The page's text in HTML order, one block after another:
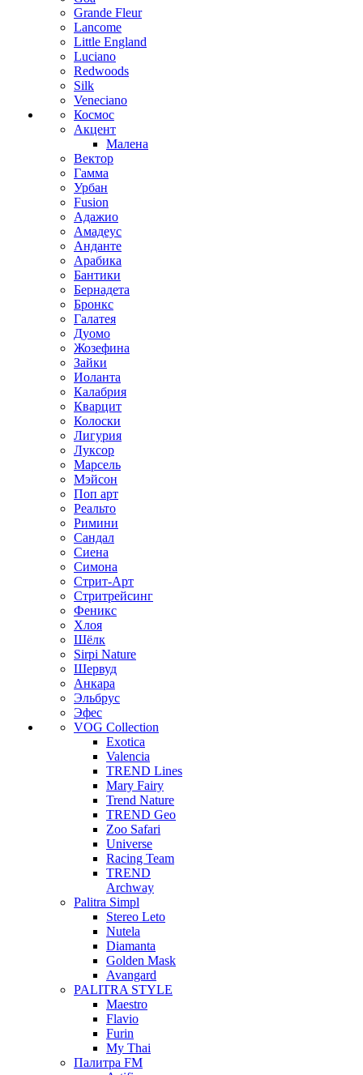
Grande Fleur
Lancome
Little England
Luciano
Redwoods
Silk
Veneciano
Космос
Акцент
Малена
Вектор
Гамма
Урбан
Fusion
Адажио
Амадеус
Анданте
Арабика
Бантики
Бернадета
Бронкс
Галатея
Дуомо
Жозефина
Зайки
Иоланта
Калабрия
Кварцит
Колоски
Лигурия
Луксор
Марсель
Мэйсон
Поп арт
Реальто
Римини
Сандал
Сиена
Симона
Стрит-Арт
Стритрейсинг
Феникс
Хлоя
Шёлк
Sirpi Nature
Шервуд
Анкара
Эльбрус
Эфес
VOG Collection
Exotica
Valencia
TREND Lines
Mary Fairy
Trend Nature
TREND Geo
Zoo Safari
Universe
Racing Team
TREND
Archway
Palitra Simpl
Stereo Leto
Nutela
Diamanta
Golden Mask
Avangard
PALITRA STYLE
Maestro
Flavio
Furin
My Thai
Палитра FM